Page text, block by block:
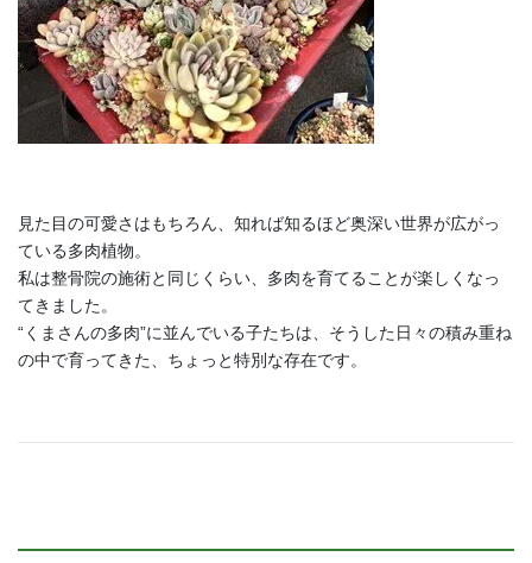
見た目の可愛さはもちろん、知れば知るほど奥深い世界が広がっ
ている多肉植物。
私は整骨院の施術と同じくらい、多肉を育てることが楽しくなっ
てきました。
“くまさんの多肉”に並んでいる子たちは、そうした日々の積み重ね
の中で育ってきた、ちょっと特別な存在です。